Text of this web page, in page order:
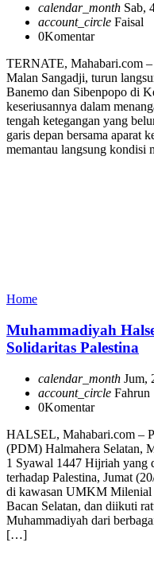
calendar_month Sab,
account_circle Faisal
0Komentar
TERNATE, Mahabari.com
Malan Sangadji, turun
Banemo dan Sibenpopo di
keseriusannya dalam
tengah ketegangan yang
garis depan bersama aparat
memantau langsung
Home
Muhammadiyah
Solidaritas Palestina
calendar_month Jum,
account_circle Fahrun
0Komentar
HALSEL, Mahabari.com –
(PDM) Halmahera Selatan,
1 Syawal 1447 Hijriah yang
terhadap Palestina, Jumat
di kawasan UMKM Milenial
Bacan Selatan, dan diikuti
Muhammadiyah dari
[…]